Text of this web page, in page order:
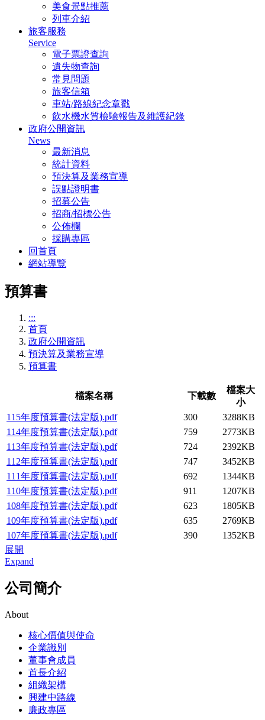
美食景點推薦
列車介紹
旅客服務
Service
電子票證查詢
遺失物查詢
常見問題
旅客信箱
車站/路線紀念章戳
飲水機水質檢驗報告及維護紀錄
政府公開資訊
News
最新消息
統計資料
預決算及業務宣導
誤點證明書
招募公告
招商/招標公告
公佈欄
採購專區
回首頁
網站導覽
預算書
:::
首頁
政府公開資訊
預決算及業務宣導
預算書
檔案名稱 下載數
檔案大
小
115年度預算書(法定版).pdf
300
3288KB
114年度預算書(法定版).pdf
759
2773KB
113年度預算書(法定版).pdf
724
2392KB
112年度預算書(法定版).pdf
747
3452KB
111年度預算書(法定版).pdf
692
1344KB
110年度預算書(法定版).pdf
911
1207KB
108年度預算書(法定版).pdf
623
1805KB
109年度預算書(法定版).pdf
635
2769KB
107年度預算書(法定版).pdf
390
1352KB
展開
Expand
公司簡介
About
核心價值與使命
企業識別
董事會成員
首長介紹
組織架構
興建中路線
廉政專區